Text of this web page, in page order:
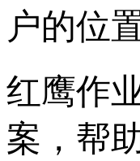
户的位
红鹰作
案，帮